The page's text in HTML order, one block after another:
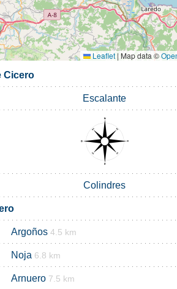
Leaflet | Map data ©
Cicero
Escalante
Colindres
Argoños 4.5 km
Noja 6.8 km
Arnuero 7.5 km